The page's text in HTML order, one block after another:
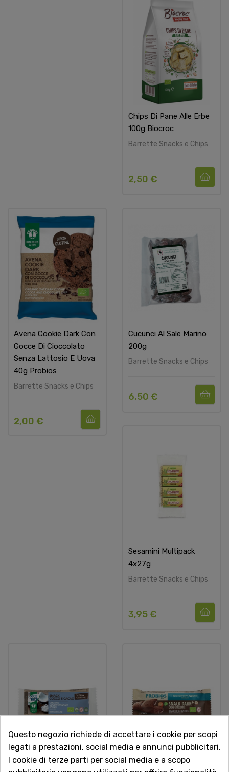
Chips Di Pane Alle Erbe
100g Biocroc
Barrette Snacks e Chips
2,50 €
Avena Cookie Dark Con
Gocce Di Cioccolato
Senza Lattosio E Uova
40g Probios
Barrette Snacks e Chips
2,00 €
Cucunci Al Sale Marino
200g
Barrette Snacks e Chips
6,50 €
Sesamini Multipack
4x27g
Barrette Snacks e Chips
3,95 €
Snack Cocco E Cacao
Snack Dark Cacao E
Questo negozio richiede di accettare i cookie per scopi
legati a prestazioni, social media e annunci pubblicitari.
I cookie di terze parti per social media e a scopo